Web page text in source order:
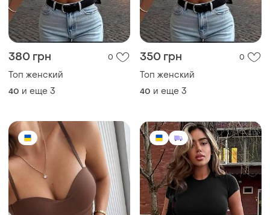
380 грн 0
Топ женский
40 и еще 3
350 грн 0
Топ женский
40 и еще 3